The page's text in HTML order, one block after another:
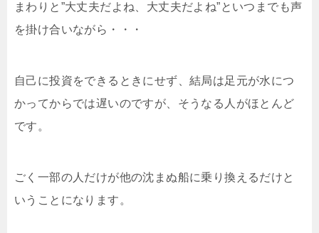
まわりと”大丈夫だよね、大丈夫だよね”といつまでも声
を掛け合いながら・・・
自己に投資をできるときにせず、結局は足元が水につ
かってからでは遅いのですが、そうなる人がほとんど
です。
ごく一部の人だけが他の沈まぬ船に乗り換えるだけと
いうことになります。